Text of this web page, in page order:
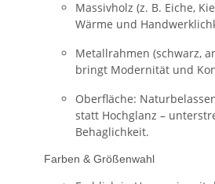
Massivholz (z. B. Eiche,
Wärme und
Metallrahmen (schwarz,
bringt Modernität und
Oberfläche:
statt Hochglanz –
Behaglichkeit.
Farben & Größenwahl